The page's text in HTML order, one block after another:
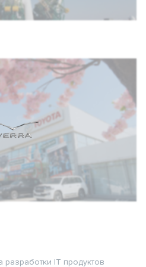
разработки IT продуктов